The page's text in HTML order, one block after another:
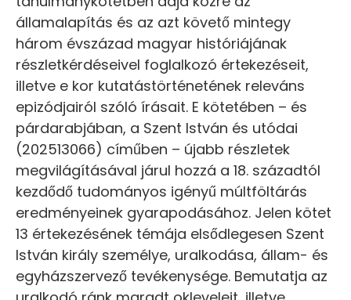
államalapítás és az azt követő mintegy
három évszázad magyar históriájának
részletkérdéseivel foglalkozó értekezéseit,
illetve e kor kutatástörténetének releváns
epizódjairól szóló írásait. E kötetében – és
párdarabjában, a Szent István és utódai
(202513066) címűben – újabb részletek
megvilágításával járul hozzá a 18. századtól
kezdődő tudományos igényű múltföltárás
eredményeinek gyarapodásához. Jelen kötet
13 értekezésének témája elsődlegesen Szent
István király személye, uralkodása, állam- és
egyházszervező tevékenysége. Bemutatja az